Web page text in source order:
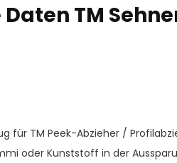
TM
für TM Peek-Abzieher /
oder Kunststoff in der